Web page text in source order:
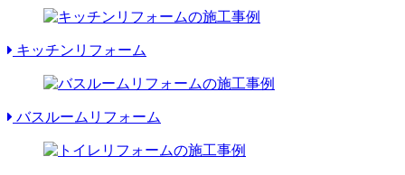
キッチンリフォーム
バスルームリフォーム